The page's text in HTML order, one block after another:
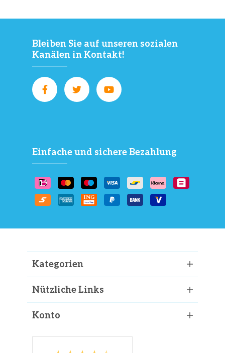
Bleiben Sie auf unseren sozialen
Kanälen in Kontakt!
Einfache und sichere Bezahlung
Kategorien
Nützliche Links
Konto